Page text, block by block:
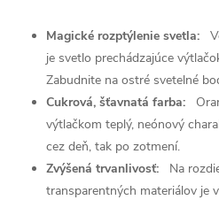
Magické rozptýlenie svetla:
je svetlo prechádzajúce
Zabudnite na ostré svetelné
Cukrová, šťavnatá farba:
výtlačkom teplý, neónový
cez deň, tak po zotmení.
Zvýšená trvanlivosť:
Na
transparentných materiálov je